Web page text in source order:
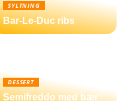
SYLTNING
Bar-Le-Duc ribs
DESSERT
Semifreddo med bær